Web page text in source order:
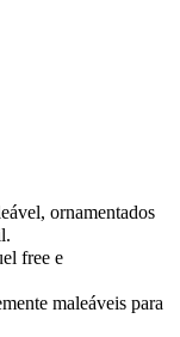
ornamentados
free e
maleáveis para